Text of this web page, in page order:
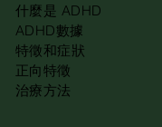
什麼是 ADHD
ADHD數據
特徵和症狀
正向特徵
治療方法